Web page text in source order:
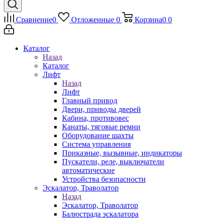
Сравнение0 Отложенные 0 Корзина0 0
Каталог
Назад
Каталог
Лифт
Назад
Лифт
Главный привод
Двери, приводы дверей
Кабина, противовес
Канаты, тяговые ремни
Оборудование шахты
Система управления
Приказные, вызывные, индикаторы
Пускатели, реле, выключатели
автоматические
Устройства безопасности
Эскалатор, Траволатор
Назад
Эскалатор, Траволатор
Балюстрада эскалатора